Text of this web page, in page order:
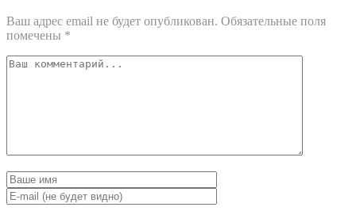
Ваш адрес email не будет опубликован. Обязательные поля
помечены *